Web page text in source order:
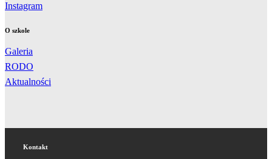
Instagram
O szkole
Galeria
RODO
Aktualności
Kontakt